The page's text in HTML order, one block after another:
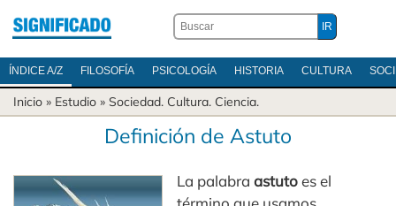
ÍNDICE A/Z FILOSOFÍA PSICOLOGÍA HISTORIA CULTURA
Inicio » Estudio » Sociedad. Cultura. Ciencia.
Definición de Astuto
La palabraastutoes el